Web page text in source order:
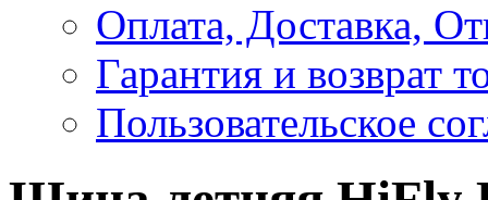
Оплата, Доставка,
Гарантия и возврат
Пользовательское